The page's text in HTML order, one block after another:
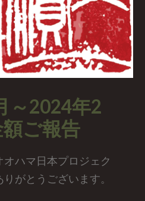
～2024年2
ご報告
ハマ日本プロジェク
がとうございます。